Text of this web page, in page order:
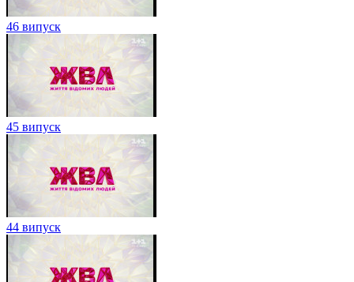
46 випуск
45 випуск
44 випуск